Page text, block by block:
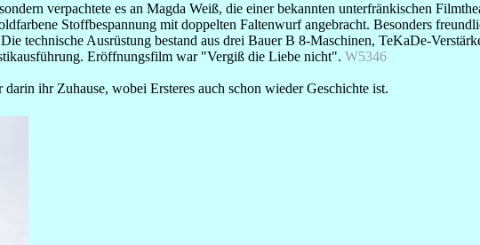
verpachtete es an Magda Weiß, die einer bekannten unterfränkischen
Stoffbespannung mit doppelten Faltenwurf angebracht. Besonders
technische Ausrüstung bestand aus drei Bauer B 8-Maschinen, TeKaDe-
Eröffnungsfilm war "Vergiß die Liebe nicht". W5346
ihr Zuhause, wobei Ersteres auch schon wieder Geschichte ist.